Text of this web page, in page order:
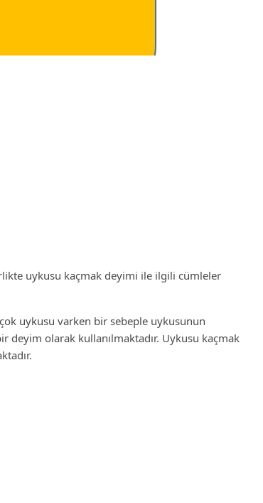
uykusu kaçmak deyimi ile ilgili cümleler
uykusu varken bir sebeple uykusunun
deyim olarak kullanılmaktadır. Uykusu kaçmak